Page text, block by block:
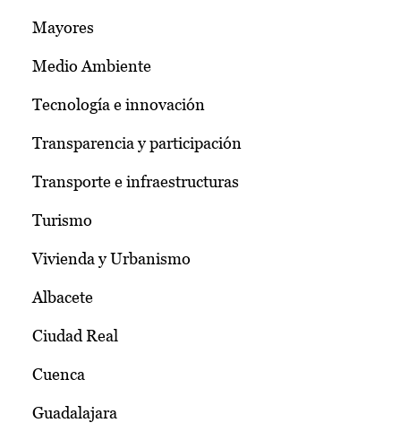
Mayores
Medio Ambiente
Tecnología e innovación
Transparencia y participación
Transporte e infraestructuras
Turismo
Vivienda y Urbanismo
Albacete
Ciudad Real
Cuenca
Guadalajara